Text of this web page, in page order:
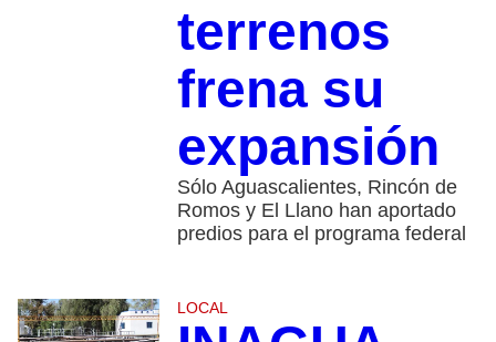
terrenos
frena su
expansión
Sólo Aguascalientes, Rincón de
Romos y El Llano han aportado
predios para el programa federal
LOCAL